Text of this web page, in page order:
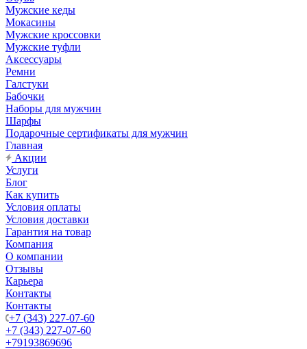
Мужские кеды
Мокасины
Мужские кроссовки
Мужские туфли
Аксессуары
Ремни
Галстуки
Бабочки
Наборы для мужчин
Шарфы
Подарочные сертификаты для мужчин
Главная
Акции
Услуги
Блог
Как купить
Условия оплаты
Условия доставки
Гарантия на товар
Компания
О компании
Отзывы
Карьера
Контакты
Контакты
+7 (343) 227-07-60
+7 (343) 227-07-60
+79193869696